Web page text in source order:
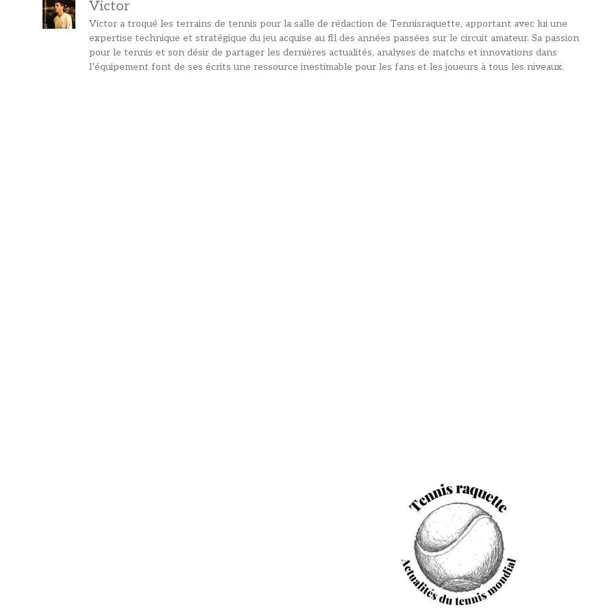
Victor
Victor a troqué les terrains de tennis pour la salle de rédaction de Tennisraquette, apportant avec lui une
expertise technique et stratégique du jeu acquise au fil des années passées sur le circuit amateur. Sa passion
pour le tennis et son désir de partager les dernières actualités, analyses de matchs et innovations dans
l’équipement font de ses écrits une ressource inestimable pour les fans et les joueurs à tous les niveaux.